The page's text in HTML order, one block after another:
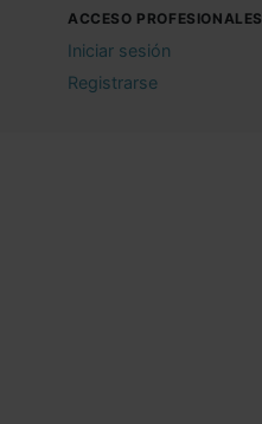
ACCESO PROFESIONALES
Iniciar sesión
Registrarse